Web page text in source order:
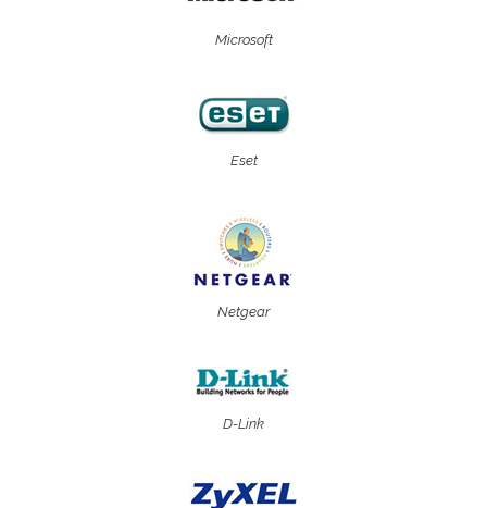
Microsoft
Eset
Netgear
D-Link